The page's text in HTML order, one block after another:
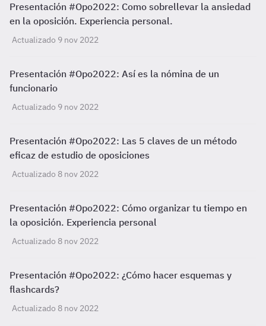
Presentación #Opo2022: Como sobrellevar la ansiedad
en la oposición. Experiencia personal.
Actualizado 9 nov 2022
Presentación #Opo2022: Así es la nómina de un
funcionario
Actualizado 9 nov 2022
Presentación #Opo2022: Las 5 claves de un método
eficaz de estudio de oposiciones
Actualizado 8 nov 2022
Presentación #Opo2022: Cómo organizar tu tiempo en
la oposición. Experiencia personal
Actualizado 8 nov 2022
Presentación #Opo2022: ¿Cómo hacer esquemas y
flashcards?
Actualizado 8 nov 2022